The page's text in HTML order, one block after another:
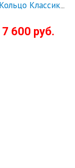
Люстра Кольцо Классика Пластинка 500 мм - СКИДКА!!!
7 600 руб.